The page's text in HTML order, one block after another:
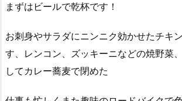
まずはビールで乾杯です！
お刺身やサラダにニンニク効かせたチキ
す、レンコン、ズッキーニなどの焼野菜
してカレー蕎麦で閉めた